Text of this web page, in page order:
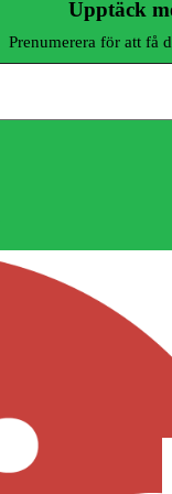
Upptäck
Prenumerera för att få